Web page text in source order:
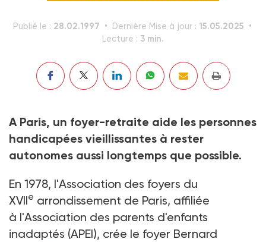
Publié le : 28.02.1997 Dernière Mise à jour : 15.05.2025
Lecture : 3 min.
A Paris, un foyer-retraite aide les personnes
handicapées vieillissantes à rester
autonomes aussi longtemps que possible.
En 1978, l'Association des foyers du
XVIIe arrondissement de Paris, affiliée
à l'Association des parents d'enfants
inadaptés (APEI), crée le foyer Bernard